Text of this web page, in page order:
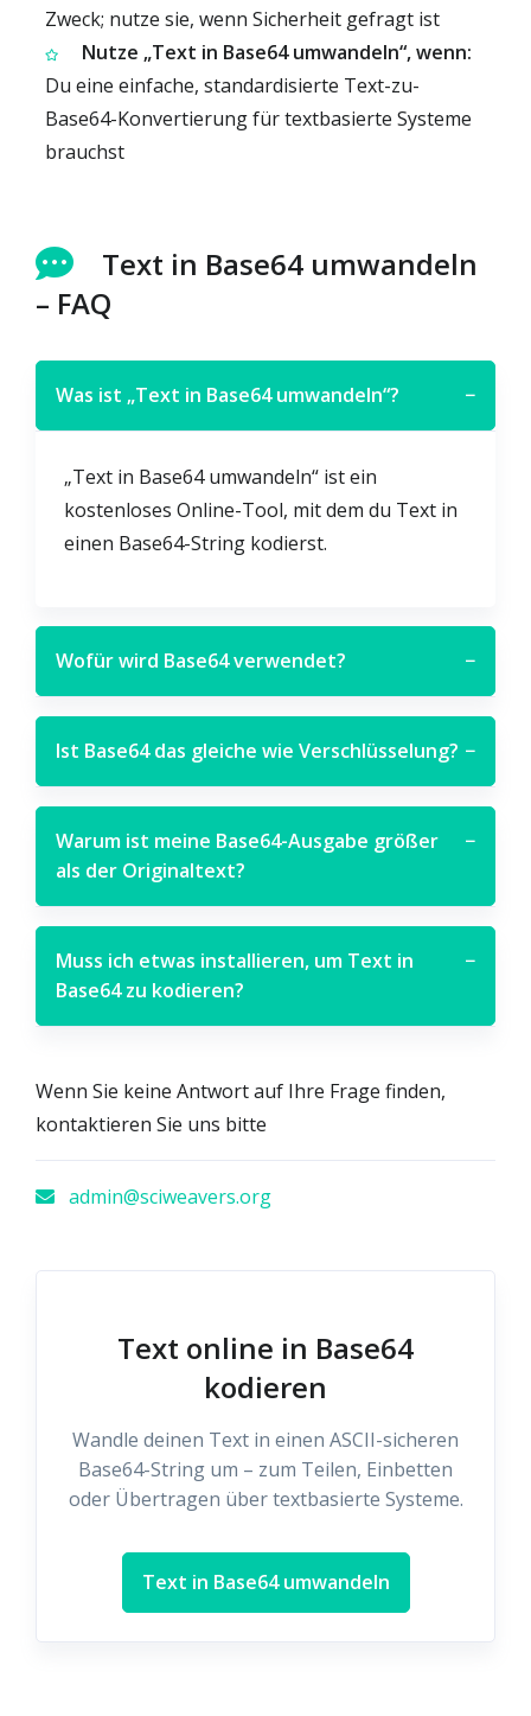
Zweck; nutze sie, wenn Sicherheit gefragt ist
Nutze „Text in Base64 umwandeln“, wenn:
Du eine einfache, standardisierte Text-zu-
Base64-Konvertierung für textbasierte Systeme
brauchst
Text in Base64 umwandeln
– FAQ
Was ist „Text in Base64 umwandeln“? −
„Text in Base64 umwandeln“ ist ein
kostenloses Online-Tool, mit dem du Text in
einen Base64-String kodierst.
Wofür wird Base64 verwendet? −
Ist Base64 das gleiche wie Verschlüsselung? −
Warum ist meine Base64-Ausgabe größer
als der Originaltext?
−
Muss ich etwas installieren, um Text in
Base64 zu kodieren?
−
Wenn Sie keine Antwort auf Ihre Frage finden,
kontaktieren Sie uns bitte
admin@sciweavers.org
Text online in Base64
kodieren
Wandle deinen Text in einen ASCII-sicheren
Base64-String um – zum Teilen, Einbetten
oder Übertragen über textbasierte Systeme.
Text in Base64 umwandeln